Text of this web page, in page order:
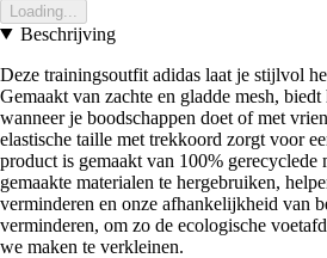
Loading...
Beschrijving
Deze trainingsoutfit adidas laat je stijlvol
Gemaakt van zachte en gladde mesh,
wanneer je boodschappen doet of met
elastische taille met trekkoord zorgt voor
product is gemaakt van 100% gerecyclede
gemaakte materialen te hergebruiken,
verminderen en onze afhankelijkheid van
verminderen, om zo de ecologische
we maken te verkleinen.